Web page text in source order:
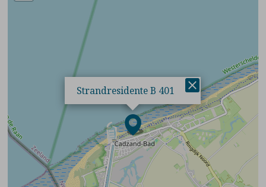
Strandresidente B 401